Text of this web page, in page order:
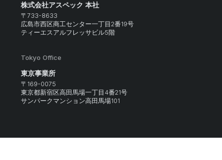
株式会社アスペック 本社
〒733-8633
広島市西区商工センター一丁目2番19号
ティーエスアルフレッサビル5階
Tokyo Office
東京事業所
〒169-0075
東京都新宿区高田馬場一丁目4番21号
サンパークマンション高田馬場101